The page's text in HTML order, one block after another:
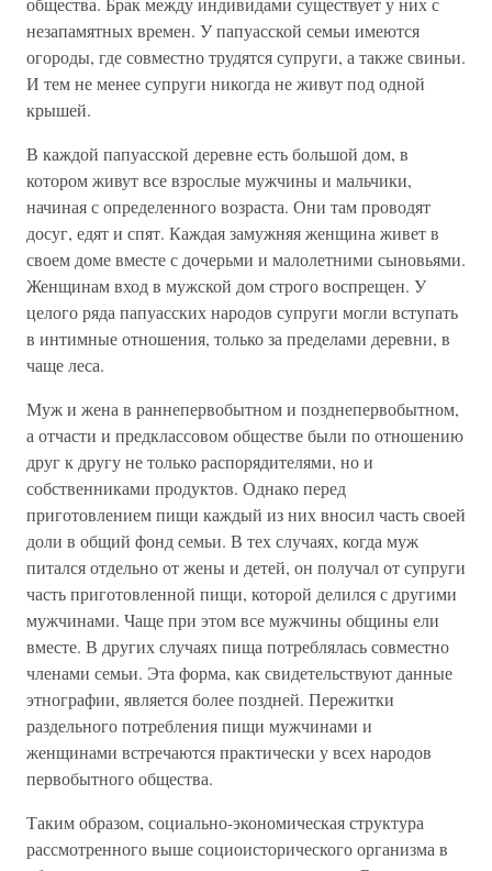
незапамятных времен. У папуасской семьи имеются
огороды, где совместно трудятся супруги, а также свиньи.
И тем не менее супруги никогда не живут под одной
крышей.
В каждой папуасской деревне есть большой дом, в
котором живут все взрослые мужчины и мальчики,
начиная с определенного возраста. Они там проводят
досуг, едят и спят. Каждая замужняя женщина живет в
своем доме вместе с дочерьми и малолетними сыновьями.
Женщинам вход в мужской дом строго воспрещен. У
целого ряда папуасских народов супруги могли вступать
в интимные отношения, только за пределами деревни, в
чаще леса.
Муж и жена в раннепервобытном и позднепервобытном,
а отчасти и предклассовом обществе были по отношению
друг к другу не только распорядителями, но и
собственниками продуктов. Однако перед
приготовлением пищи каждый из них вносил часть своей
доли в общий фонд семьи. В тех случаях, когда муж
питался отдельно от жены и детей, он получал от супруги
часть приготовленной пищи, которой делился с другими
мужчинами. Чаще при этом все мужчины общины ели
вместе. В других случаях пища потреблялась совместно
членами семьи. Эта форма, как свидетельствуют данные
этнографии, является более поздней. Пережитки
раздельного потребления пищи мужчинами и
женщинами встречаются практически у всех народов
первобытного общества.
Таким образом, социально-экономическая структура
рассмотренного выше социоисторического организма в